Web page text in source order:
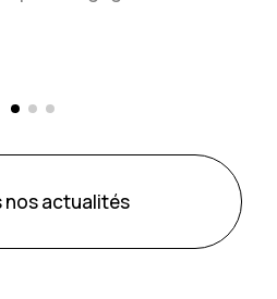
nos actualités